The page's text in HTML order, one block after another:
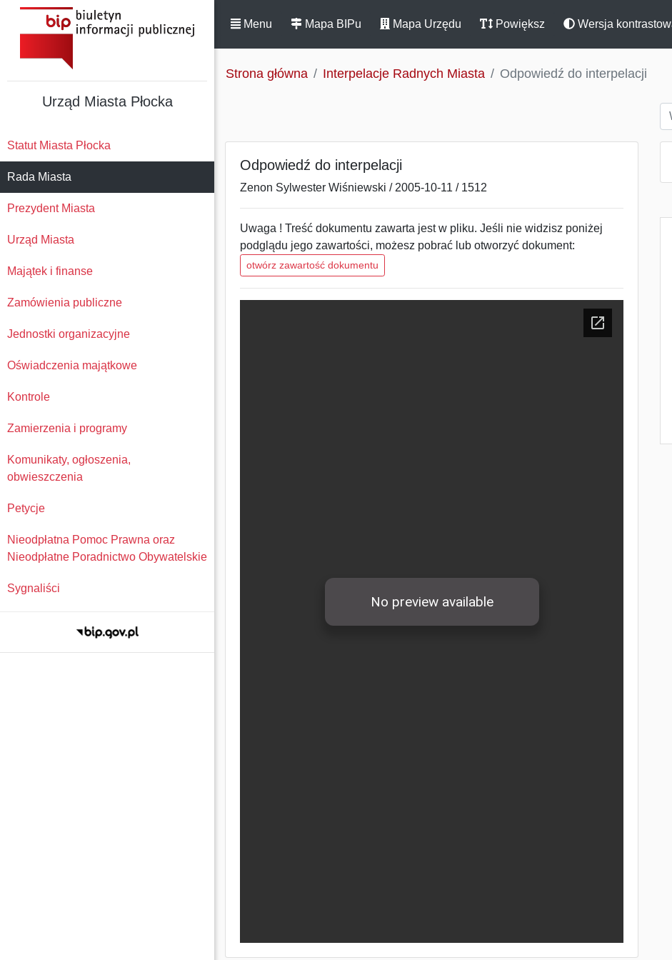
Urząd Miasta Płocka
Statut Miasta Płocka
Rada Miasta
Prezydent Miasta
Urząd Miasta
Majątek i finanse
Zamówienia publiczne
Jednostki organizacyjne
Oświadczenia majątkowe
Kontrole
Zamierzenia i programy
Komunikaty, ogłoszenia,
obwieszczenia
Petycje
Nieodpłatna Pomoc Prawna oraz
Nieodpłatne Poradnictwo Obywatelskie
Sygnaliści
Menu Mapa BIPu Mapa Urzędu Powiększ Wersja
Strona główna Interpelacje Radnych Miasta Odpowiedź do interpelacji
Odpowiedź do interpelacji
Zenon Sylwester Wiśniewski / 2005-10-11 / 1512
Uwaga ! Treść dokumentu zawarta jest w pliku. Jeśli nie widzisz poniżej
podglądu jego zawartości, możesz pobrać lub otworzyć dokument:
otwórz zawartość dokumentu